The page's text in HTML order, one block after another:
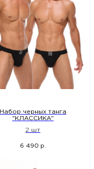
Набор черных танга
"КЛАССИКА"
2 шт
6 490 р.